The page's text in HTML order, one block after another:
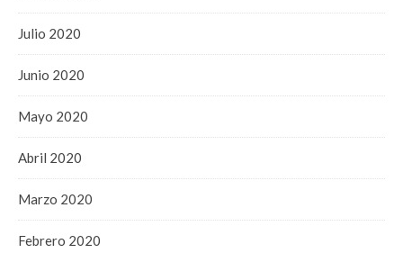
Julio 2020
Junio 2020
Mayo 2020
Abril 2020
Marzo 2020
Febrero 2020